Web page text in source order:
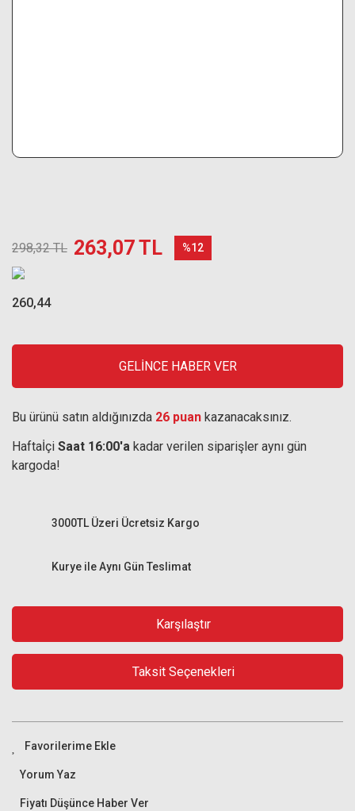
298,32 TL 263,07 TL %12
260,44
GELİNCE HABER VER
Bu ürünü satın aldığınızda 26 puan kazanacaksınız.
Haftaİçi Saat 16:00'a kadar verilen siparişler aynı gün
kargoda!
Kurye ile Aynı Gün Teslimat
3000TL Üzeri Ücretsiz Kargo
Karşılaştır
Taksit Seçenekleri
Yorum Yaz
Fiyatı Düşünce Haber Ver